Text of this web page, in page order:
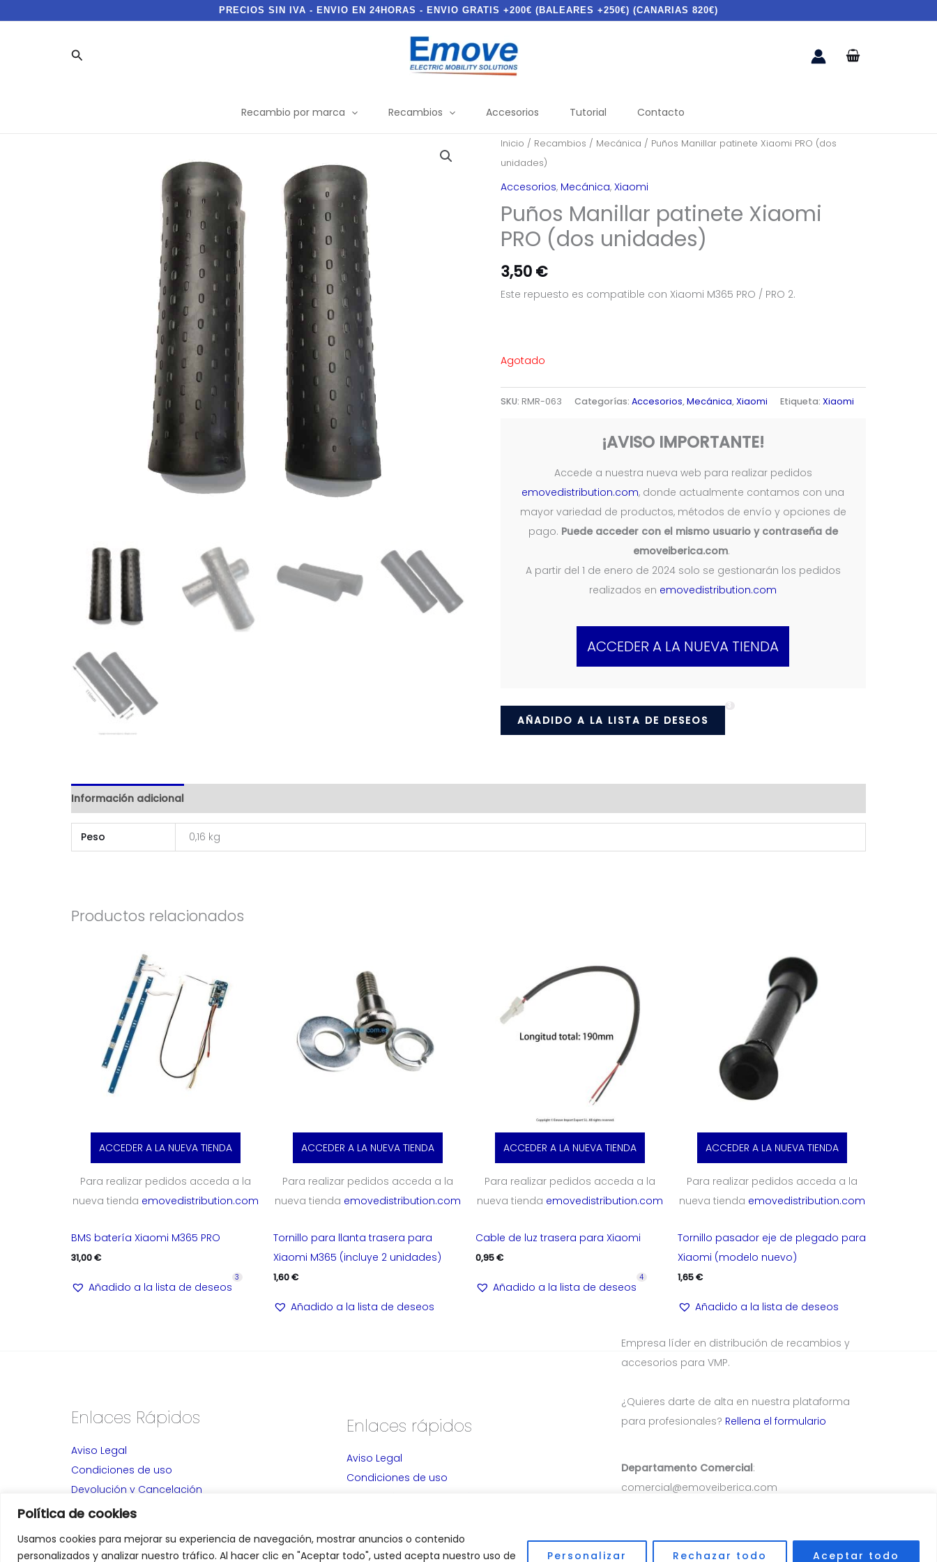
Política de cookies
Usamos cookies para mejorar su experiencia de navegación, mostrar anuncios o contenido
personalizados y analizar nuestro tráfico. Al hacer clic en "Aceptar todo", usted acepta nuestro uso de
Personalizar Rechazar todo Aceptar todo
PRECIOS SIN IVA - ENVIO EN 24HORAS - ENVIO GRATIS +200€ (BALEARES +250€) (CANARIAS 820€)
Buscar
Recambio por marca Recambios Accesorios Tutorial Contacto
Inicio / Recambios / Mecánica / Puños Manillar patinete Xiaomi PRO (dos
unidades)
Accesorios, Mecánica, Xiaomi
Puños Manillar patinete Xiaomi
PRO (dos unidades)
3,50 €
Este repuesto es compatible con Xiaomi M365 PRO / PRO 2.
Agotado
SKU: RMR-063 Categorías: Accesorios,Mecánica,Xiaomi Etiqueta: Xiaomi
¡AVISO IMPORTANTE!
Accede a nuestra nueva web para realizar pedidos
emovedistribution.com, donde actualmente contamos con una
mayor variedad de productos, métodos de envío y opciones de
pago. Puede acceder con el mismo usuario y contraseña de
emoveiberica.com.
A partir del 1 de enero de 2024 solo se gestionarán los pedidos
realizados en emovedistribution.com
ACCEDER A LA NUEVA TIENDA
AÑADIDO A LA LISTA DE DESEOS
Información adicional
Peso 0,16 kg
Productos relacionados
ACCEDER A LA NUEVA TIENDA
Para realizar pedidos acceda a la
nueva tienda emovedistribution.com
BMS batería Xiaomi M365 PRO
31,00€
Añadido a la lista de deseos
3
ACCEDER A LA NUEVA TIENDA
Para realizar pedidos acceda a la
nueva tienda emovedistribution.com
Tornillo para llanta trasera para
Xiaomi M365 (incluye 2 unidades)
1,60€
Añadido a la lista de deseos
ACCEDER A LA NUEVA TIENDA
Para realizar pedidos acceda a la
nueva tienda emovedistribution.com
Cable de luz trasera para Xiaomi
0,95€
Añadido a la lista de deseos
4
ACCEDER A LA NUEVA TIENDA
Para realizar pedidos acceda a la
nueva tienda emovedistribution.com
Tornillo pasador eje de plegado para
Xiaomi (modelo nuevo)
1,65€
Añadido a la lista de deseos
Enlaces Rápidos
Aviso Legal
Condiciones de uso
Devolución y Cancelación
Alta Distribuidores
Enlaces rápidos
Aviso Legal
Condiciones de uso
Política de privacidad
Empresa líder en distribución de recambios y
accesorios para VMP.
¿Quieres darte de alta en nuestra plataforma
para profesionales? Rellena el formulario
Departamento Comercial:
comercial@emoveiberica.com
TEL/Whatsapp: 633 578 906